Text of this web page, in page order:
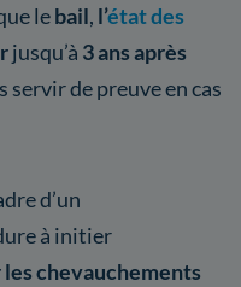
lebail, l’état des
jusqu’à 3 ans après
servir de preuve en cas
d’un
à initier
chevauchements